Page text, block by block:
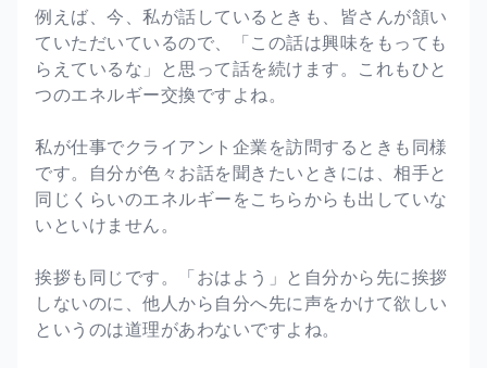
例えば、今、私が話しているときも、皆さんが頷い
ていただいているので、「この話は興味をもっても
らえているな」と思って話を続けます。これもひと
つのエネルギー交換ですよね。
私が仕事でクライアント企業を訪問するときも同様
です。自分が色々お話を聞きたいときには、相手と
同じくらいのエネルギーをこちらからも出していな
いといけません。
挨拶も同じです。「おはよう」と自分から先に挨拶
しないのに、他人から自分へ先に声をかけて欲しい
というのは道理があわないですよね。